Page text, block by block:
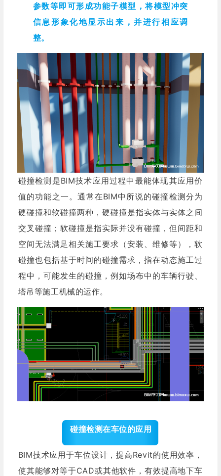
参数等即可形成功能子模型，将模型冲突
信息形象化地显示出来，并进行相应调
整。
碰撞检测是BIM技术应用过程中最能体现其应用价
值的功能之一。通常在BIM中所说的碰撞检测分为
硬碰撞和软碰撞两种，硬碰撞是指实体与实体之间
交叉碰撞；软碰撞是指实际并没有碰撞，但间距和
空间无法满足相关施工要求（安装、维修等），软
碰撞也包括基于时间的碰撞需求，指在动态施工过
程中，可能发生的碰撞，例如场布中的车辆行驶、
塔吊等施工机械的运作。
碰撞检测在车位的应用
BIM技术应用于车位设计，提高Revit的使用效率，
使其能够对等于CAD或其他软件，有效提高地下车